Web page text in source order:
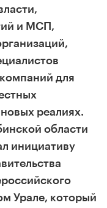
и МСП,
для
реалиях.
области
инициативу
Урале, который